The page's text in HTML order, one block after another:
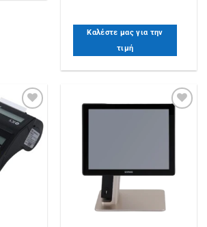
Καλέστε μας για την
τιμή
Πρόσθήκη
στην
λίστα
επιθυμιών